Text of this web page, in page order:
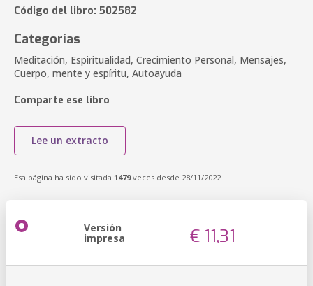
Código del libro: 502582
Categorías
Meditación, Espiritualidad, Crecimiento Personal, Mensajes,
Cuerpo, mente y espíritu, Autoayuda
Comparte ese libro
Lee un extracto
Esa página ha sido visitada 1479veces desde 28/11/2022
Versión
impresa € 11,31